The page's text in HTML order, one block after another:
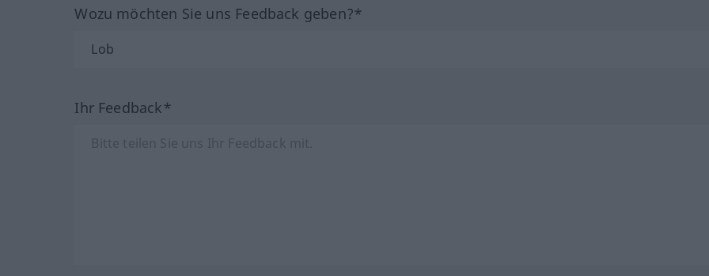
Wozu möchten Sie uns Feedback geben?*
Ihr Feedback*